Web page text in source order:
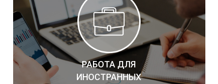
РАБОТА ДЛЯ
ИНОСТРАННЫХ